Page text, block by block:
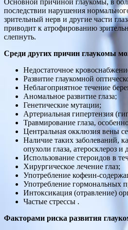
Основной причиной глаукомы, в
последствии нарушения
зрительный нерв и другие части
приводит к атрофированию
слепнуть.
Среди других причин глаукомы
Недостаточное
Развитие глаукомной
Неблагоприятное течение
Аномальное развитие глаза;
Генетические мутации;
Артериальная гипертензия
Травмирование глаза,
Центральная окклюзия вены
Наличие таких заболеваний,
опухоли глаза, атеросклероз и
Использование стероидов в
Хирургическое лечение глаз;
Употребление кофеин-
Употребление гормональных
Интоксикация (отравление)
Частые стрессы .
Факторами риска развития